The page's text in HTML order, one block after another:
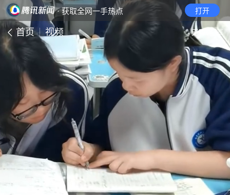
· 获取全网一手热点 打开
首页 视频 无障碍